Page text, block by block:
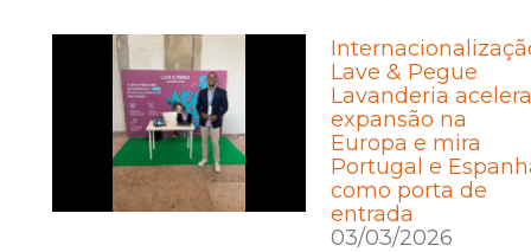
Lave & Pegue
Lavanderia
expansão na
Europa e mira
Portugal e
como porta de
entrada
03/03/2026